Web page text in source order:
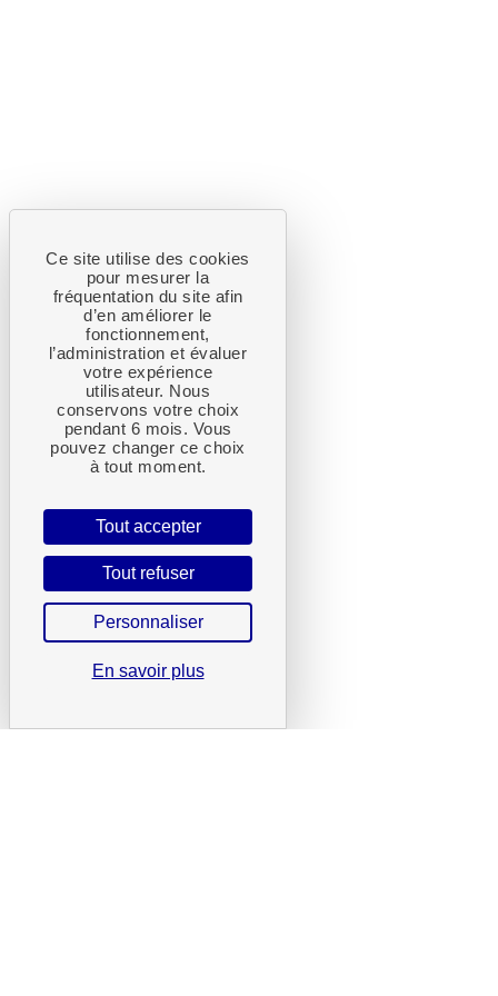
Ce site utilise des cookies
pour mesurer la
fréquentation du site afin
d’en améliorer le
fonctionnement,
l’administration et évaluer
votre expérience
utilisateur. Nous
conservons votre choix
pendant 6 mois. Vous
pouvez changer ce choix
à tout moment.
Tout accepter
Tout refuser
Personnaliser
En savoir plus